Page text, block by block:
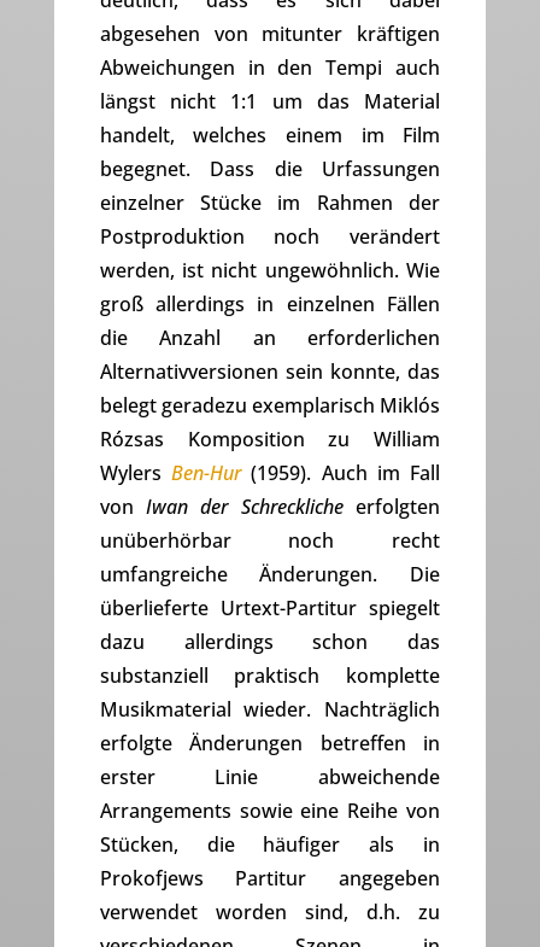
abgesehen von mitunter kräftigen
Abweichungen in den Tempi auch
längst nicht 1:1 um das Material
handelt, welches einem im Film
begegnet. Dass die Urfassungen
einzelner Stücke im Rahmen der
Postproduktion noch verändert
werden, ist nicht ungewöhnlich. Wie
groß allerdings in einzelnen Fällen
die Anzahl an erforderlichen
Alternativversionen sein konnte, das
belegt geradezu exemplarisch Miklós
Rózsas Komposition zu William
WylersBen-Hur(1959). Auch im Fall
vonIwan der Schrecklicheerfolgten
unüberhörbar noch recht
umfangreiche Änderungen. Die
überlieferte Urtext-Partitur spiegelt
dazu allerdings schon das
substanziell praktisch komplette
Musikmaterial wieder. Nachträglich
erfolgte Änderungen betreffen in
erster Linie abweichende
Arrangements sowie eine Reihe von
Stücken, die häufiger als in
Prokofjews Partitur angegeben
verwendet worden sind, d.h. zu